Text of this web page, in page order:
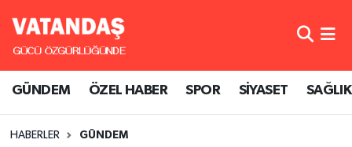
GÜNDEM ÖZEL HABER SPOR SİYASET SAĞLIK
HABERLER GÜNDEM
GÜNDEM
SPOR
Hava Durumu
Süper Lig Puan Durumu ve Fikstür